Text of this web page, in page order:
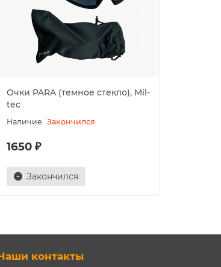
Очки PARA (темное стекло), Mil-
tec
Закончился
1650 ₽
Закончился
контакты